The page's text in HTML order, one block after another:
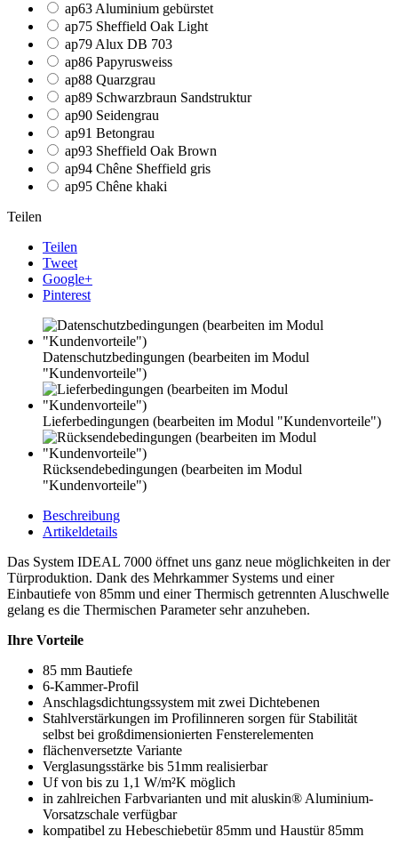
ap63 Aluminium gebürstet
ap75 Sheffield Oak Light
ap79 Alux DB 703
ap86 Papyrusweiss
ap88 Quarzgrau
ap89 Schwarzbraun Sandstruktur
ap90 Seidengrau
ap91 Betongrau
ap93 Sheffield Oak Brown
ap94 Chêne Sheffield gris
ap95 Chêne khaki
Teilen
Teilen
Tweet
Google+
Pinterest
Datenschutzbedingungen (bearbeiten im Modul
"Kundenvorteile")
Lieferbedingungen (bearbeiten im Modul "Kundenvorteile")
Rücksendebedingungen (bearbeiten im Modul
"Kundenvorteile")
Beschreibung
Artikeldetails
Das System IDEAL 7000 öffnet uns ganz neue möglichkeiten in der
Türproduktion. Dank des Mehrkammer Systems und einer
Einbautiefe von 85mm und einer Thermisch getrennten Aluschwelle
gelang es die Thermischen Parameter sehr anzuheben.
Ihre Vorteile
85 mm Bautiefe
6-Kammer-Profil
Anschlagsdichtungssystem mit zwei Dichtebenen
Stahlverstärkungen im Profilinneren sorgen für Stabilität
selbst bei großdimensionierten Fensterelementen
flächenversetzte Variante
Verglasungsstärke bis 51mm realisierbar
Uf von bis zu 1,1 W/m²K möglich
in zahlreichen Farbvarianten und mit aluskin® Aluminium-
Vorsatzschale verfügbar
kompatibel zu Hebeschiebetür 85mm und Haustür 85mm